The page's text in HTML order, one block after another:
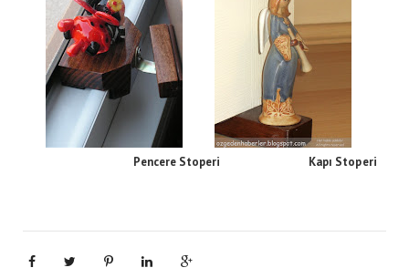
Pencere Stoperi Kapı Stoperi